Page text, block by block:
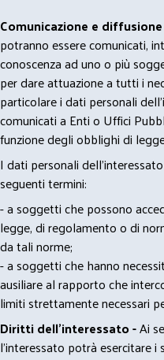
Comunicazione e
potranno essere comunicati,
conoscenza ad uno o più
per dare attuazione a tutti i
particolare i dati personali
comunicati a Enti o Uffici
funzione degli obblighi di
I dati personali
seguenti termini:
- a soggetti che possono
legge, di regolamento o di
da tali norme;
- a soggetti che hanno
ausiliare al rapporto che
limiti strettamente necessari
Diritti dell’interessato -Ai
l’interessato potrà esercitare